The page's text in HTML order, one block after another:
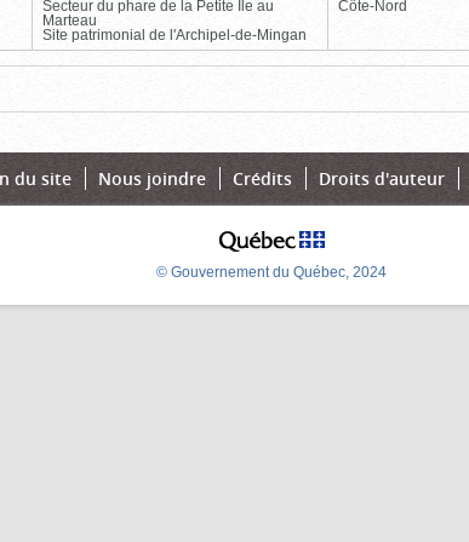
Secteur du phare de la Petite Île au
Marteau
Site patrimonial de l'Archipel-de-Mingan
Côte-Nord
du site Nous joindre Crédits Droits d'auteur
© Gouvernement du Québec, 2024